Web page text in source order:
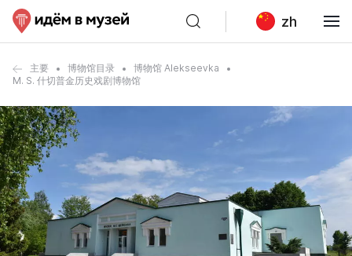
zh
主要 博物馆目录
博物馆 Alekseevka
M. S. 什切普金历史戏剧博物馆